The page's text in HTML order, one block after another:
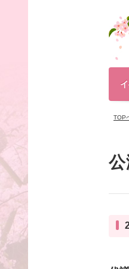
TOP